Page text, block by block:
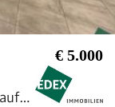
€ 5.000